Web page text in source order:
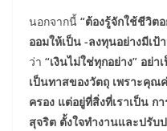
นอกจากนี้ “ต้องรู้จักใช้ชีวิต
ออมให้เป็น -ลงทุนอย่างมีเป้
ว่า “เงินไม่ใช่ทุกอย่าง” อย่า
เป็นทาสของวัตถุ เพราะคุณ
ครอง แต่อยู่ที่สิ่งที่เราเป็น ก
สุจริต ตั้งใจทํางานและปรับ